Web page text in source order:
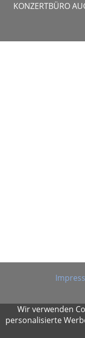
KONZERTBÜRO
Wir verwenden
personalisierte